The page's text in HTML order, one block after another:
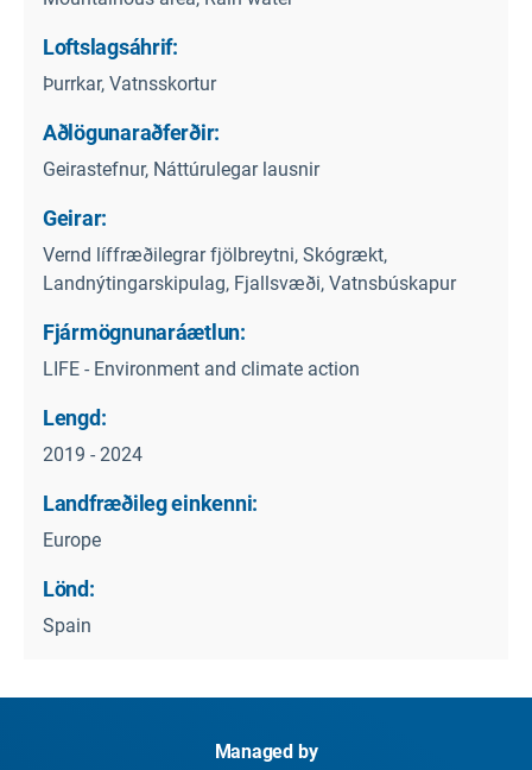
Loftslagsáhrif:
Þurrkar, Vatnsskortur
Aðlögunaraðferðir:
Geirastefnur, Náttúrulegar lausnir
Geirar:
Vernd líffræðilegrar fjölbreytni, Skógrækt,
Landnýtingarskipulag, Fjallsvæði, Vatnsbúskapur
Fjármögnunaráætlun:
LIFE - Environment and climate action
Lengd:
2019 - 2024
Landfræðileg einkenni:
Europe
Lönd:
Spain
Managed by